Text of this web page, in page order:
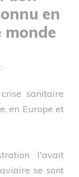
en
monde
sanitaire
en Europe et
l'avait
se sont